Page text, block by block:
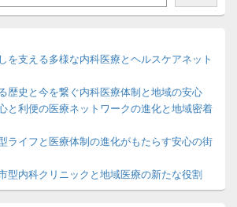
を支える多様な内科医療とヘルスケアネット
歴史と今を繋ぐ内科医療体制と地域の安心
と利便の医療ネットワークの進化と地域密着
ライフと医療体制の進化がもたらす安心の街
型内科クリニックと地域医療の新たな役割